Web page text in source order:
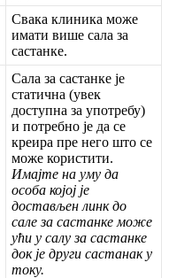
Свака клиника може
имати више сала за
састанке.
Сала за састанке је
статична (увек
доступна за употребу)
и потребно је да се
креира пре него што се
може користити.
Имајте на уму да
особа којој је
достављен линк до
сале за састанке може
ући у салу за састанке
док је други састанак у
току.